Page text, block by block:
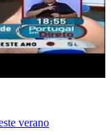
verano